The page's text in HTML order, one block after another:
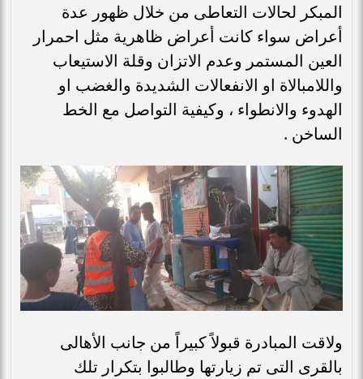
المبكر لحالات التعاطى من خلال ظهور عدة
أعراض سواء كانت أعراض ظاهرية مثل احمرار
العين المستمر وعدم الاتزان وقلة الاستيعاب
واللامبالاة او الانفعالات الشديدة والغضب او
الهدوء والانطواء ، وكيفية التواصل مع الخط
الساخن .
ولاقت المبادرة قبولاً كبيراً من جانب الأهالى
بالقرى التى تم زيارتها وطالبوا بتكرار تلك